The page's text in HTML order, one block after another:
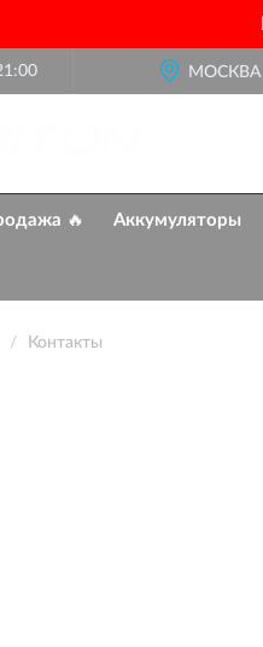
МОСКВА
🔥 Аккумуляторы
Контакты